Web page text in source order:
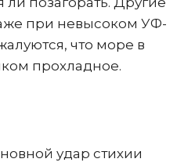
при невысоком УФ-
что море в
прохладное.
удар стихии